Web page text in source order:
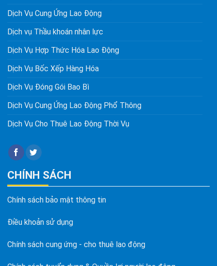
Dịch Vụ Cung Ứng Lao Động
Dịch vụ Thầu khoán nhân lực
Dịch Vụ Hợp Thức Hóa Lao Động
Dịch Vụ Bốc Xếp Hàng Hóa
Dịch Vụ Đóng Gói Bao Bì
Dịch Vụ Cung Ứng Lao Động Phổ Thông
Dịch Vụ Cho Thuê Lao Động Thời Vụ
CHÍNH SÁCH
Chính sách bảo mật thông tin
Điều khoản sử dụng
Chính sách cung ứng - cho thuê lao động